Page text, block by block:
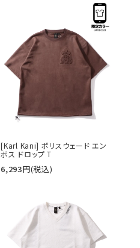
[Karl Kani] ポリスウェード エン
ボス ドロップ T
6,293円(税込)